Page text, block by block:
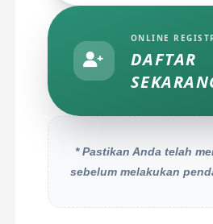
ONLINE
DAFTAR
* Pastikan Anda telah
sebelum melakukan